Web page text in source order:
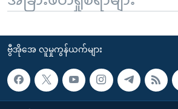
ဗွီအိုအေ လူမှုကွန်ယက်များ